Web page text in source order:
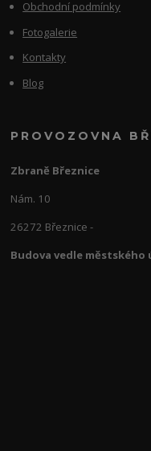
Obchodní podmínky
Fotogalerie
Kontakty
Blog
PROVOZOVNA
Zbraně Březnice
Nám. 10
26272 Březnice -
Budova vedle městského